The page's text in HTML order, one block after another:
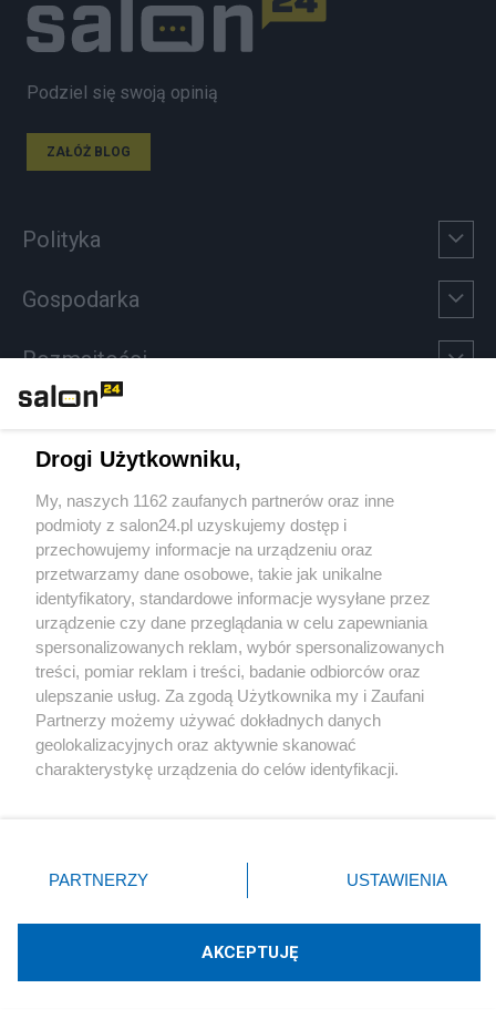
Podziel się swoją opinią
ZAŁÓŻ BLOG
Polityka
Gospodarka
Rozmaitości
Sport
Społeczeństwo
Kultura
X Facebook Instagram Youtube
Technologię dostarcza:W3media.pl
Drogi Użytkowniku,
My, naszych 1162 zaufanych partnerów oraz inne
podmioty z salon24.pl uzyskujemy dostęp i
przechowujemy informacje na urządzeniu oraz
przetwarzamy dane osobowe, takie jak unikalne
identyfikatory, standardowe informacje wysyłane przez
urządzenie czy dane przeglądania w celu zapewniania
spersonalizowanych reklam, wybór spersonalizowanych
treści, pomiar reklam i treści, badanie odbiorców oraz
ulepszanie usług. Za zgodą Użytkownika my i Zaufani
Partnerzy możemy używać dokładnych danych
geolokalizacyjnych oraz aktywnie skanować
charakterystykę urządzenia do celów identyfikacji.
zmienić/wycofać klikając przycisk ustawień prywatności
znajdujący się w lewym dolnym rogu strony
rodzaje przetwarzania danych nie wymagają zgody
użytkownika, ale masz prawo sprzeciwić się takiemu
PARTNERZY USTAWIENIA
AKCEPTUJĘ